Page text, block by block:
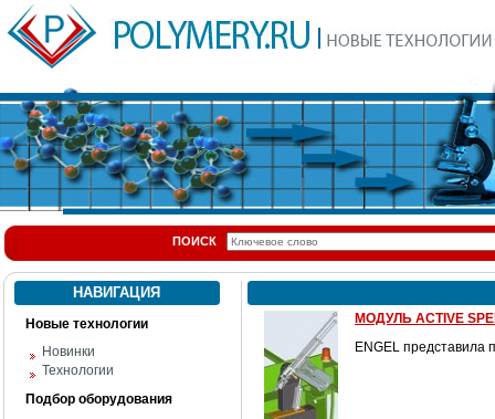
ПОИСК
НАВИГАЦИЯ
Новые технологии
Новинки
Технологии
Подбор оборудования
МОДУЛЬ ACTIVE
ENGEL